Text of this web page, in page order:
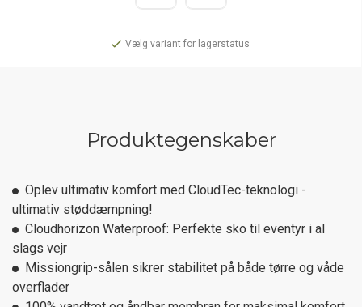
Vælg variant for lagerstatus
Produktegenskaber
Oplev ultimativ komfort med CloudTec-teknologi -
ultimativ støddæmpning!
Cloudhorizon Waterproof: Perfekte sko til eventyr i al
slags vejr
Missiongrip-sålen sikrer stabilitet på både tørre og våde
overflader